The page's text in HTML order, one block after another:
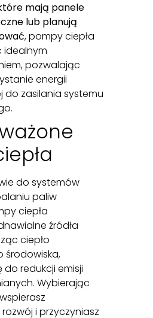
mają panele
lub planują
, pompy ciepła
pozwalając
energii
do zasilania systemu
do systemów
paliw
ciepła
źródła
ciepło
środowiska,
redukcji emisji
Wybierając
i przyczyniasz